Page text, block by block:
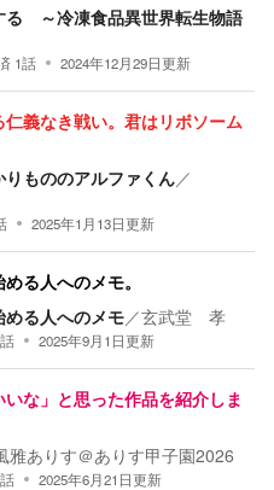
る ～冷凍食品異世界転生物語
1話 2024年12月29日更新
義なき戦い。君はリボソーム
もののアルファくん／
2025年1月13日更新
る人へのメモ。
める人へのメモ／玄武堂 孝
話 2025年9月1日更新
な」と思った作品を紹介しま
雅ありす＠ありす甲子園2026
話 2025年6月21日更新